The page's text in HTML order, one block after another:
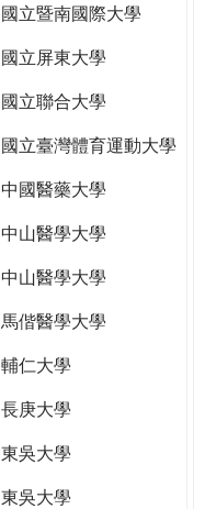
國立暨南國際大學
國立屏東大學
國立聯合大學
國立臺灣體育運動大學
中國醫藥大學
中山醫學大學
中山醫學大學
馬偕醫學大學
輔仁大學
長庚大學
東吳大學
東吳大學